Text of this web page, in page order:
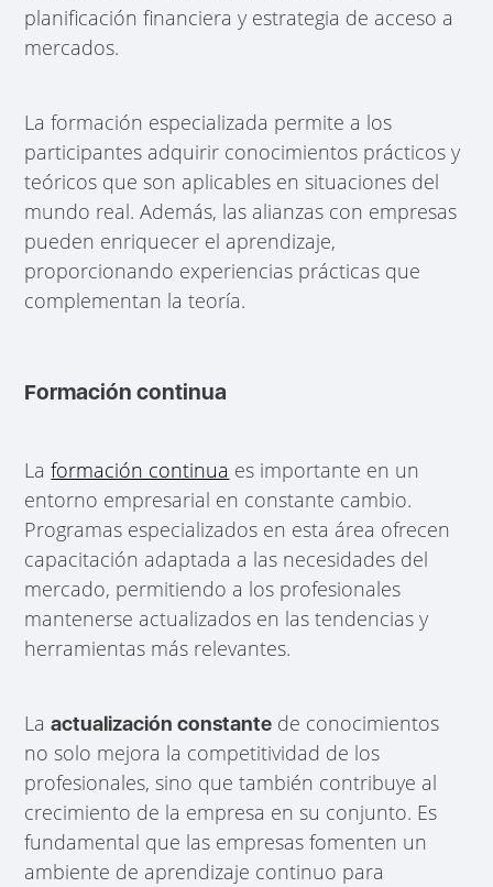
planificación financiera y estrategia de acceso a
mercados.
La formación especializada permite a los
participantes adquirir conocimientos prácticos y
teóricos que son aplicables en situaciones del
mundo real. Además, las alianzas con empresas
pueden enriquecer el aprendizaje,
proporcionando experiencias prácticas que
complementan la teoría.
Formación continua
Laformación continua es importante en un
entorno empresarial en constante cambio.
Programas especializados en esta área ofrecen
capacitación adaptada a las necesidades del
mercado, permitiendo a los profesionales
mantenerse actualizados en las tendencias y
herramientas más relevantes.
Laactualización constante de conocimientos
no solo mejora la competitividad de los
profesionales, sino que también contribuye al
crecimiento de la empresa en su conjunto. Es
fundamental que las empresas fomenten un
ambiente de aprendizaje continuo para